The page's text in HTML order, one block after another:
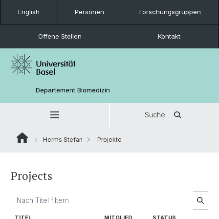
English Personen Forschungsgruppen
Offene Stellen Kontakt
Departement Biomedizin
Suche
Herms Stefan Projekte
Projects
TITEL
MITGLIED
STATUS